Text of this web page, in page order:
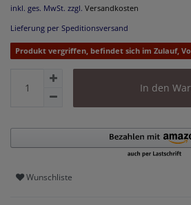
inkl. ges. MwSt. zzgl. Versandkosten
Lieferung per Speditionsversand
Produkt vergriffen, befindet sich im Zulauf,
In den
Wunschliste